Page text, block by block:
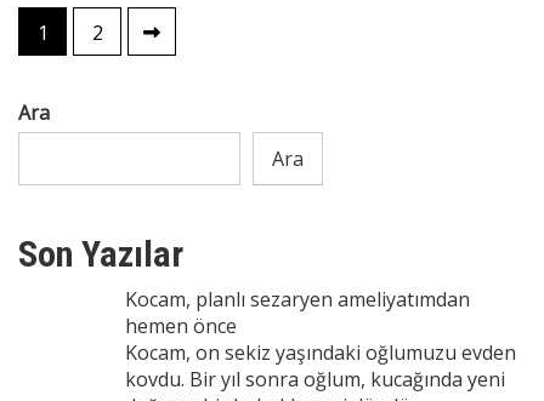
Yazı
sayfalaması
1 2
Ara
Ara
Son Yazılar
Kocam, planlı sezaryen ameliyatımdan
hemen önce
Kocam, on sekiz yaşındaki oğlumuzu evden
kovdu. Bir yıl sonra oğlum, kucağında yeni